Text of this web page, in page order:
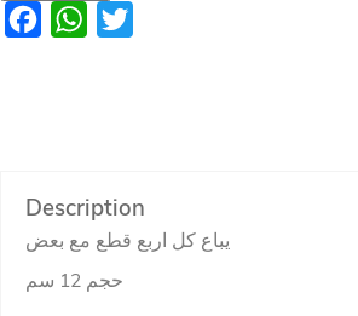
FacebookWhatsApp
Description
يباع كل اربع قطع مع بعض
حجم 12 سم